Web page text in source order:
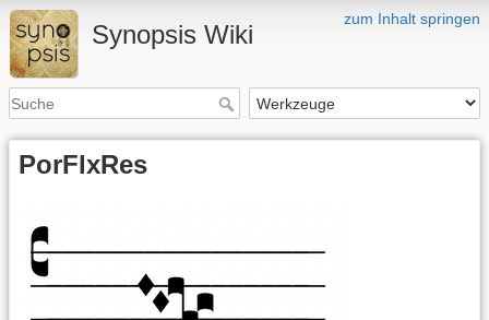
zum Inhalt springen
Synopsis Wiki
PorFlxRes